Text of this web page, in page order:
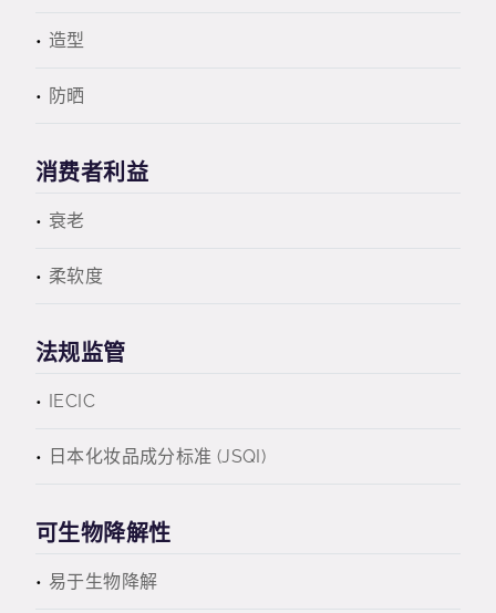
造型
防晒
消费者利益
衰老
柔软度
法规监管
IECIC
日本化妆品成分标准 (JSQI)
可生物降解性
易于生物降解